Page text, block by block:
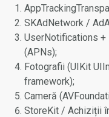
SKAdNetwork /
UserNotifications
(APNs);
Fotografii (UIKit
framework);
Cameră
StoreKit / Achiziții